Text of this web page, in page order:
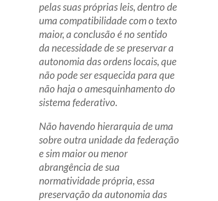
Av. Sete de Setembro, 4698
Batel Curitiba/PR CEP80240-000
Telefone (41) 2109-8666
Whatsapp (41) 98881-6616
pelas suas próprias leis, dentro de
uma compatibilidade com o texto
maior, a conclusão é no sentido
da necessidade de se preservar a
autonomia das ordens locais, que
não pode ser esquecida para que
não haja o amesquinhamento do
sistema federativo.
Não havendo hierarquia de uma
sobre outra unidade da federação
e sim maior ou menor
abrangência de sua
normatividade própria, essa
preservação da autonomia das